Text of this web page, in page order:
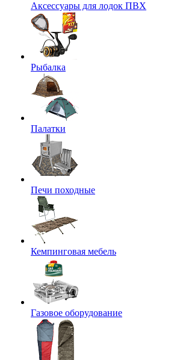
Аксессуары для лодок ПВХ
Рыбалка
Палатки
Печи походные
Кемпинговая мебель
Газовое оборудование